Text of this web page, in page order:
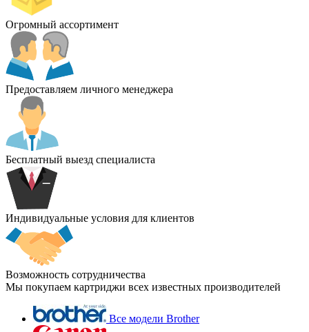
Огромный ассортимент
Предоставляем личного менеджера
Бесплатный выезд специалиста
Индивидуальные условия для клиентов
Возможность сотрудничества
Мы покупаем картриджи всех известных производителей
Все модели Brother